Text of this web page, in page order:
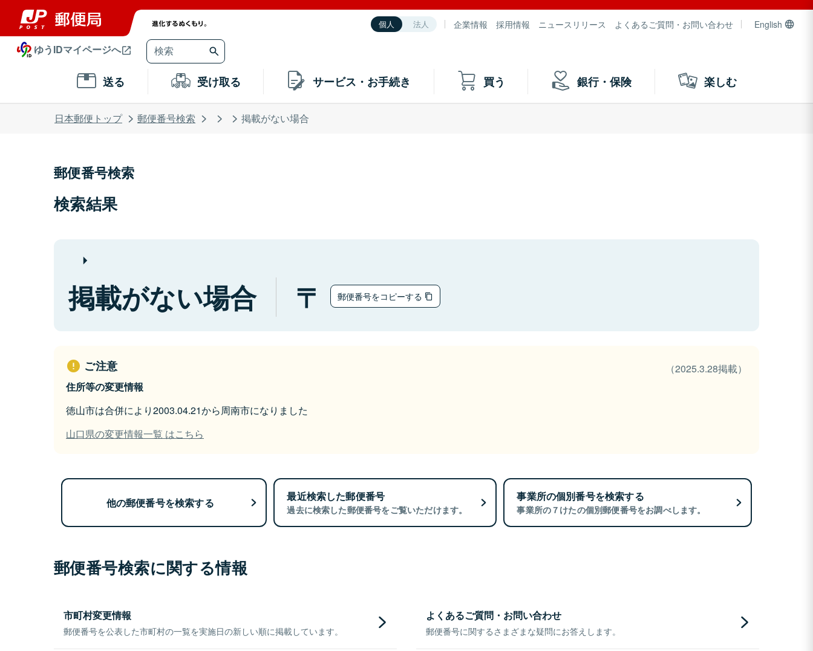
個人 法人 企業情報 採用情報 ニュースリリース よくあるご質問・お問い合わせ English
ゆうIDマイページへ
送る 受け取る サービス・お手続き 買う 銀行・保険 楽しむ
日本郵便トップ 郵便番号検索 掲載がない場合
郵便番号検索
検索結果
掲載がない場合 郵便番号をコピーする
ご注意
（2025.3.28掲載）
住所等の変更情報
徳山市は合併により2003.04.21から周南市になりました
山口県の変更情報一覧 はこちら
他の郵便番号を検索する 最近検索した郵便番号
過去に検索した郵便番号をご覧いただけます。
事業所の個別番号を検索する
事業所の７けたの個別郵便番号をお調べします。
郵便番号検索に関する情報
市町村変更情報
郵便番号を公表した市町村の一覧を実施日の新しい順に掲載しています。
よくあるご質問・お問い合わせ
郵便番号に関するさまざまな疑問にお答えします。